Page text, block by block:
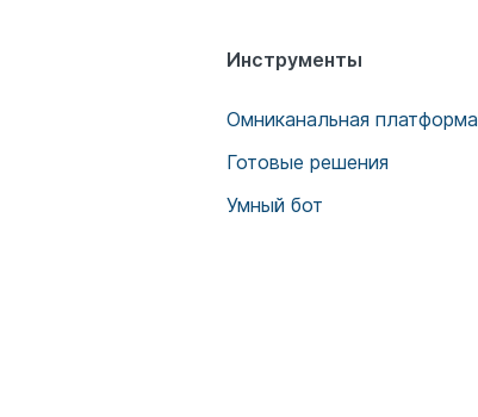
Инструменты
Омниканальная платформа
Готовые решения
Умный бот